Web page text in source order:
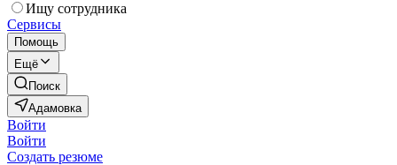
Ищу сотрудника
Сервисы
Помощь
Ещё
Поиск
Адамовка
Войти
Войти
Создать резюме